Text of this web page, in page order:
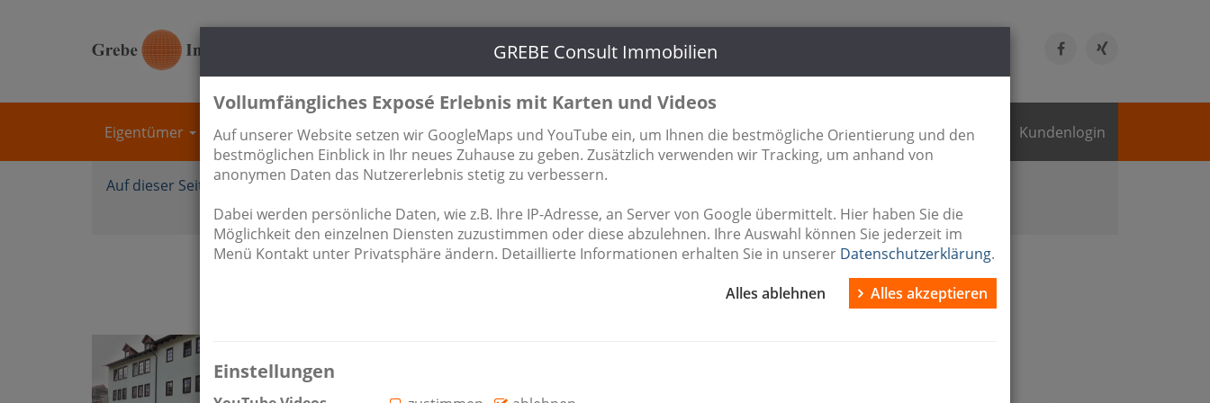
033702 / 681 485
Eigentümer Immobilien Unternehmen Kontakt Kundenlogin
Auf dieser Seite finden Sie: Anlageobjekt Haus Gewerbe zur Miete Grundstück zum Kauf
Referenzen
Wohnen auf Zeit Wohnung zum Kauf Wohnung zur Miete
ANLAGEOBJEKT HAUS IN STADTILM
Wachstumsplus!
GREBE Consult Immobilien
Vollumfängliches Exposé Erlebnis mit Karten und Videos
Auf unserer Website setzen wir GoogleMaps und YouTube ein, um Ihnen die bestmögliche Orientierung und den
bestmöglichen Einblick in Ihr neues Zuhause zu geben. Zusätzlich verwenden wir Tracking, um anhand von
anonymen Daten das Nutzererlebnis stetig zu verbessern.
Dabei werden persönliche Daten, wie z.B. Ihre IP-Adresse, an Server von Google übermittelt. Hier haben Sie die
Möglichkeit den einzelnen Diensten zuzustimmen oder diese abzulehnen. Ihre Auswahl können Sie jederzeit im
Menü Kontakt unter Privatsphäre ändern. Detaillierte Informationen erhalten Sie in unserer Datenschutzerklärung.
Alles ablehnen Alles akzeptieren
Einstellungen